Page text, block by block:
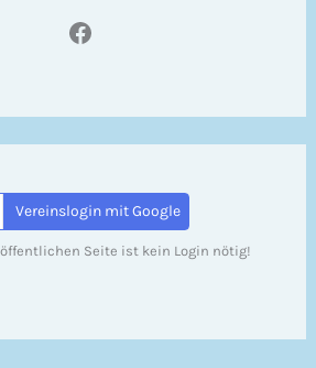
Facebook
Vereinslogin mit Google
Seite ist kein Login nötig!